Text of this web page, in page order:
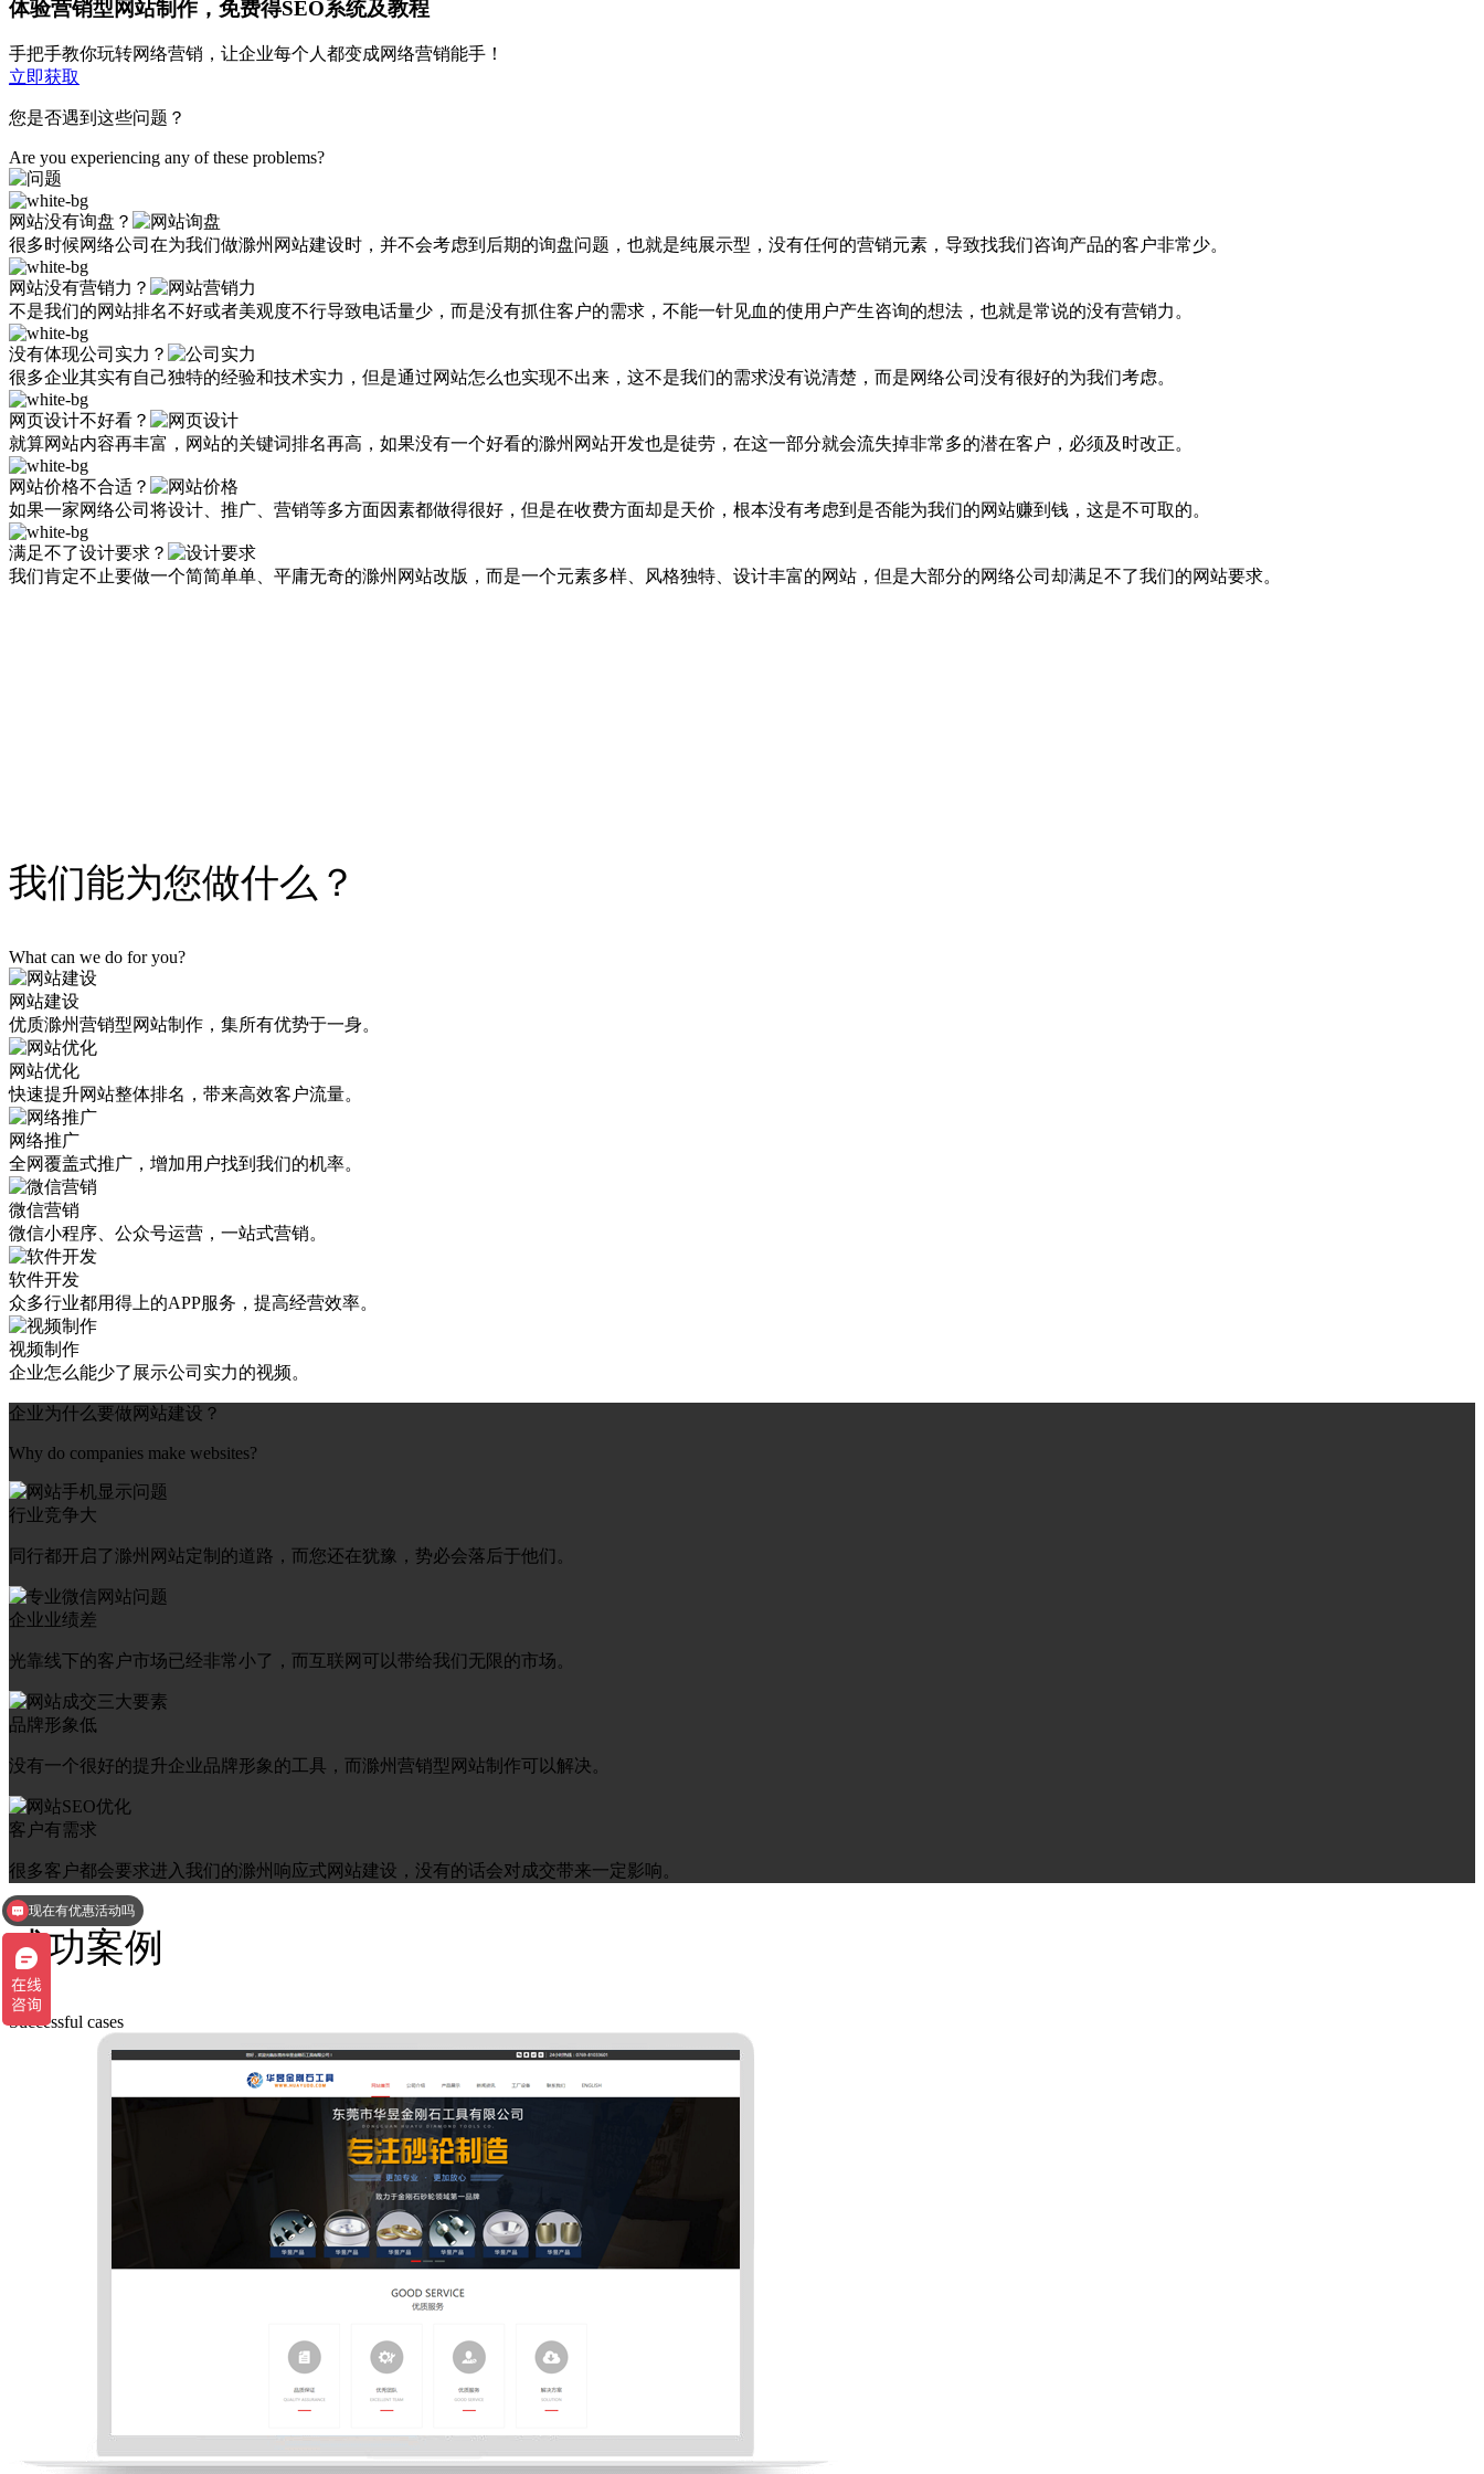
体验营销型网站制作，免费得SEO系统及教程
手把手教你玩转网络营销，让企业每个人都变成网络营销能手！
立即获取
您是否遇到这些问题？
Are you experiencing any of these problems?
网站没有询盘？
很多时候网络公司在为我们做滁州网站建设时，并不会考虑到后期的询盘问题，也就是纯展示型，没有任何的营销元素，导致找我们咨询产品的客户非常少。
网站没有营销力？
不是我们的网站排名不好或者美观度不行导致电话量少，而是没有抓住客户的需求，不能一针见血的使用户产生咨询的想法，也就是常说的没有营销力。
没有体现公司实力？
很多企业其实有自己独特的经验和技术实力，但是通过网站怎么也实现不出来，这不是我们的需求没有说清楚，而是网络公司没有很好的为我们考虑。
网页设计不好看？
就算网站内容再丰富，网站的关键词排名再高，如果没有一个好看的滁州网站开发也是徒劳，在这一部分就会流失掉非常多的潜在客户，必须及时改正。
网站价格不合适？
如果一家网络公司将设计、推广、营销等多方面因素都做得很好，但是在收费方面却是天价，根本没有考虑到是否能为我们的网站赚到钱，这是不可取的。
满足不了设计要求？
我们肯定不止要做一个简简单单、平庸无奇的滁州网站改版，而是一个元素多样、风格独特、设计丰富的网站，但是大部分的网络公司却满足不了我们的网站要求。
我们能为您做什么？
What can we do for you?
网站建设
优质滁州营销型网站制作，集所有优势于一身。
网站优化
快速提升网站整体排名，带来高效客户流量。
网络推广
全网覆盖式推广，增加用户找到我们的机率。
微信营销
微信小程序、公众号运营，一站式营销。
软件开发
众多行业都用得上的APP服务，提高经营效率。
视频制作
企业怎么能少了展示公司实力的视频。
企业为什么要做网站建设？
Why do companies make websites?
行业竞争大
同行都开启了滁州网站定制的道路，而您还在犹豫，势必会落后于他们。
企业业绩差
光靠线下的客户市场已经非常小了，而互联网可以带给我们无限的市场。
品牌形象低
没有一个很好的提升企业品牌形象的工具，而滁州营销型网站制作可以解决。
客户有需求
很多客户都会要求进入我们的滁州响应式网站建设，没有的话会对成交带来一定影响。
成功案例
Successful cases
可以介绍下你们的产品么
现在有优惠活动吗